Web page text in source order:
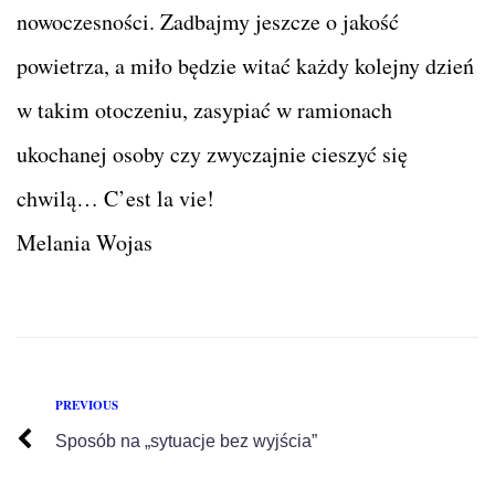
nowoczesności. Zadbajmy jeszcze o jakość
powietrza, a miło będzie witać każdy kolejny dzień
w takim otoczeniu, zasypiać w ramionach
ukochanej osoby czy zwyczajnie cieszyć się
chwilą… C’est la vie!
Melania Wojas
PREVIOUS
Sposób na „sytuacje bez wyjścia”